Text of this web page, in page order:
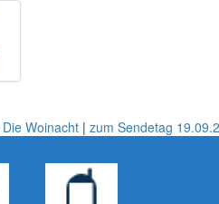
Woinacht | zum Sendetag